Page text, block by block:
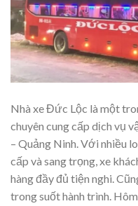
Nhà xe Đức Lộc là một
chuyên cung cấp dịch vụ
– Quảng Ninh. Với nhiều
cấp và sang trọng, xe
hàng đầy đủ tiện nghi.
trong suốt hành trình.